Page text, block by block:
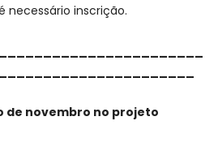
necessário inscrição.
de novembro no projeto